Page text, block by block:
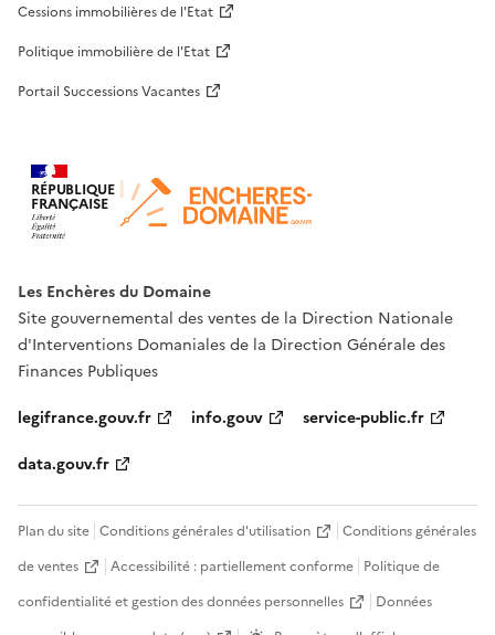
Cessions immobilières de l'Etat
Politique immobilière de l'Etat
Portail Successions Vacantes
RÉPUBLIQUE
FRANÇAISE
Les Enchères du Domaine
Site gouvernemental des ventes de la Direction Nationale
d'Interventions Domaniales de la Direction Générale des
Finances Publiques
legifrance.gouv.fr
info.gouv
service-public.fr
data.gouv.fr
Plan du site Conditions générales d'utilisation
Conditions générales
de ventes
Accessibilité : partiellement conforme Politique de
confidentialité et gestion des données personnelles
Données